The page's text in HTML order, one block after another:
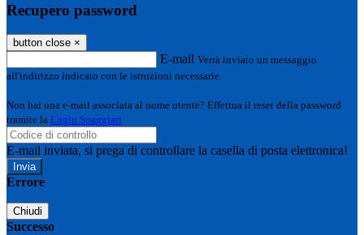
Recupero password
button close ×
E-mail Verrà inviato un messaggio
all'indirizzo indicato con le istruzioni necessarie.
Non hai una e-mail associata al nome utente? Effettua il reset della password
tramite la Login Spaggiari
E-mail inviata, si prega di controllare la casella di posta elettronica!
Errore
Chiudi
Successo